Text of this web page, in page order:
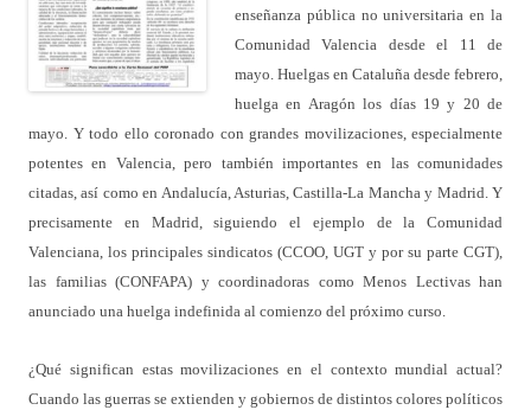
enseñanza pública no universitaria en la
Comunidad Valencia desde el 11 de
mayo. Huelgas en Cataluña desde febrero,
huelga en Aragón los días 19 y 20 de
mayo. Y todo ello coronado con grandes movilizaciones, especialmente
potentes en Valencia, pero también importantes en las comunidades
citadas, así como en Andalucía, Asturias, Castilla-La Mancha y Madrid. Y
precisamente en Madrid, siguiendo el ejemplo de la Comunidad
Valenciana, los principales sindicatos (CCOO, UGT y por su parte CGT),
las familias (CONFAPA) y coordinadoras como Menos Lectivas han
anunciado una huelga indefinida al comienzo del próximo curso.
¿Qué significan estas movilizaciones en el contexto mundial actual?
Cuando las guerras se extienden y gobiernos de distintos colores políticos